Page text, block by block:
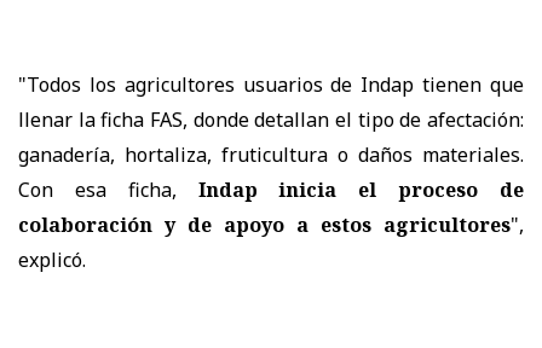
"Todos los agricultores usuarios de Indap tienen que
llenar la ficha FAS, donde detallan el tipo de afectación:
ganadería, hortaliza, fruticultura o daños materiales.
Con esa ficha, Indap inicia el proceso de
colaboración y de apoyo a estos agricultores",
explicó.